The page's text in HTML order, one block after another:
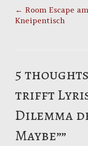
← Room Escape am
Kneipentisch
5
trifft
Dilemma
Maybe””